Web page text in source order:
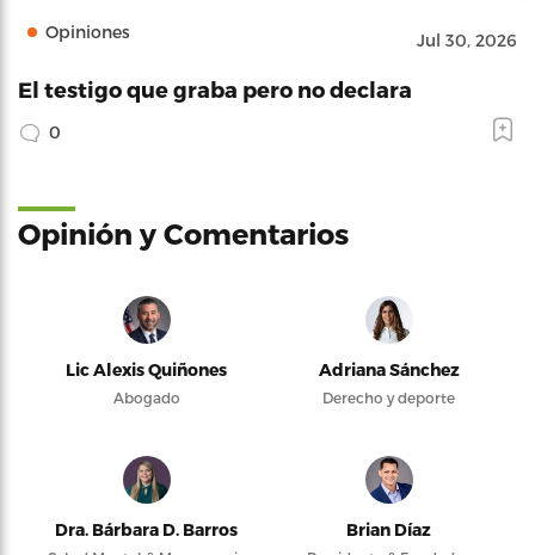
Opiniones Jul 30, 2026
El testigo que graba pero no declara
0
Opinión y Comentarios
Lic Alexis Quiñones
Abogado
Adriana Sánchez
Derecho y deporte
Dra. Bárbara D. Barros Brian Díaz